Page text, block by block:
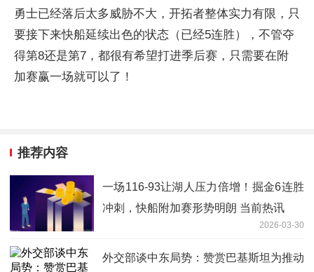
勇士已经落后太多威胁不大，开拓者整体实力有限，只
要接下来快船延续出色的状态（已经5连胜），不管夺
得第8还是第7，都很有希望打进季后赛，只需要在附
加赛赢一场就可以了！
推荐内容
一场116-93让湖人压力倍增！掘金6连胜
冲刺，快船附加赛形势明朗 当前热讯
2026-03-30
外交部谈中东局势：赞赏巴基斯坦为推动